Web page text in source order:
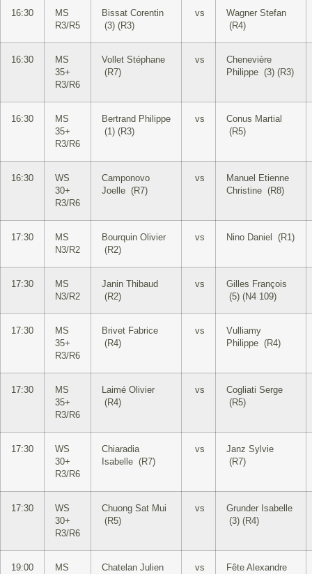
16:30
MS
R3/R5
Bissat Corentin
(3) (R3)
vs
Wagner Stefan
(R4)
16:30
MS
35+
R3/R6
Vollet Stéphane
(R7)
vs
Chenevière
Philippe (3) (R3)
16:30
MS
35+
R3/R6
Bertrand Philippe
(1) (R3)
vs
Conus Martial
(R5)
16:30
WS
30+
R3/R6
Camponovo
Joelle (R7)
vs
Manuel Etienne
Christine (R8)
17:30
MS
N3/R2
Bourquin Olivier
(R2)
vs Nino Daniel (R1)
17:30
MS
N3/R2
Janin Thibaud
(R2)
vs
Gilles François
(5) (N4 109)
17:30
MS
35+
R3/R6
Brivet Fabrice
(R4)
vs
Vulliamy
Philippe (R4)
17:30
MS
35+
R3/R6
Laimé Olivier
(R4)
vs
Cogliati Serge
(R5)
17:30
WS
30+
R3/R6
Chiaradia
Isabelle (R7)
vs
Janz Sylvie
(R7)
17:30
WS
30+
R3/R6
Chuong Sat Mui
(R5)
vs
Grunder Isabelle
(3) (R4)
19:00
MS
Chatelan Julien
vs
Fête Alexandre